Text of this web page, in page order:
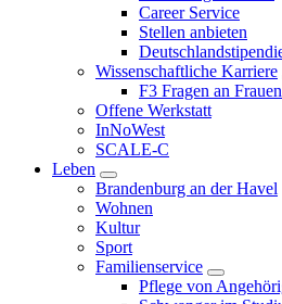
Career Service
Stellen anbieten
Wissenschaftliche Karriere
F3 Fragen an
Offene Werkstatt
InNoWest
SCALE-C
Leben
Brandenburg an der Havel
Wohnen
Kultur
Sport
Familienservice
Pflege von